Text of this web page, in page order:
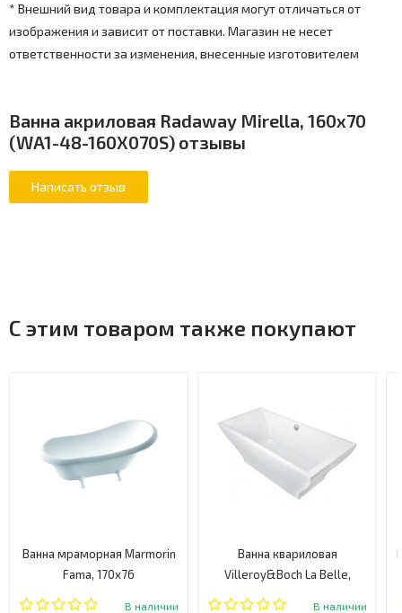
* Внешний вид товара и комплектация могут отличаться от
изображения и зависит от поставки. Магазин не несет
ответственности за изменения, внесенные изготовителем
Ванна акриловая Radaway Mirella, 160x70
(WA1-48-160X070S) отзывы
С этим товаром также покупают
Ванна мраморная Marmorin
Fama, 170x76
(P566173020010)
В наличии
Ванна квариловая
Villeroy&Boch La Belle,
180х80 (UBQ180LAB2PDV-
В наличии